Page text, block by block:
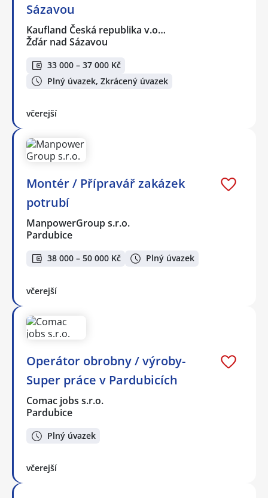
Sázavou
Kaufland Česká republika v.o…
Žďár nad Sázavou
33 000 – 37 000 Kč
Plný úvazek, Zkrácený úvazek
včerejší
Montér / Přípravář zakázek
potrubí
ManpowerGroup s.r.o.
Pardubice
38 000 – 50 000 Kč Plný úvazek
včerejší
Operátor obrobny / výroby-
Super práce v Pardubicích
Comac jobs s.r.o.
Pardubice
Plný úvazek
včerejší